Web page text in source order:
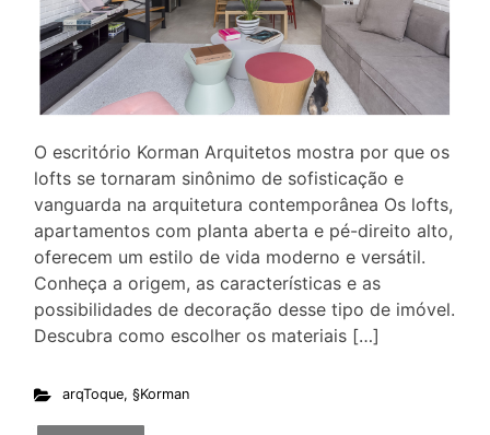
O escritório Korman Arquitetos mostra por que os
lofts se tornaram sinônimo de sofisticação e
vanguarda na arquitetura contemporânea Os lofts,
apartamentos com planta aberta e pé-direito alto,
oferecem um estilo de vida moderno e versátil.
Conheça a origem, as características e as
possibilidades de decoração desse tipo de imóvel.
Descubra como escolher os materiais […]
arqToque, §Korman